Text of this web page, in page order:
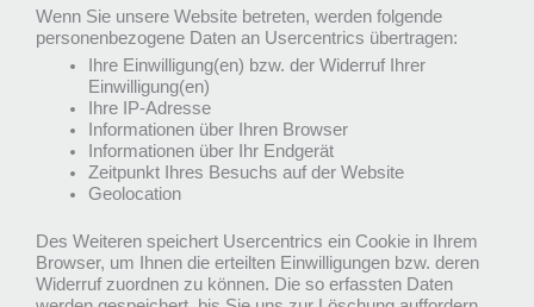
Wenn Sie unsere Website betreten, werden folgende
personenbezogene Daten an Usercentrics übertragen:
Ihre Einwilligung(en) bzw. der Widerruf Ihrer
Einwilligung(en)
Ihre IP-Adresse
Informationen über Ihren Browser
Informationen über Ihr Endgerät
Zeitpunkt Ihres Besuchs auf der Website
Geolocation
Des Weiteren speichert Usercentrics ein Cookie in Ihrem
Browser, um Ihnen die erteilten Einwilligungen bzw. deren
Widerruf zuordnen zu können. Die so erfassten Daten